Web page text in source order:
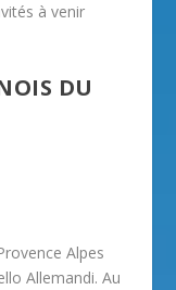
à venir
DU
Alpes
Allemandi. Au